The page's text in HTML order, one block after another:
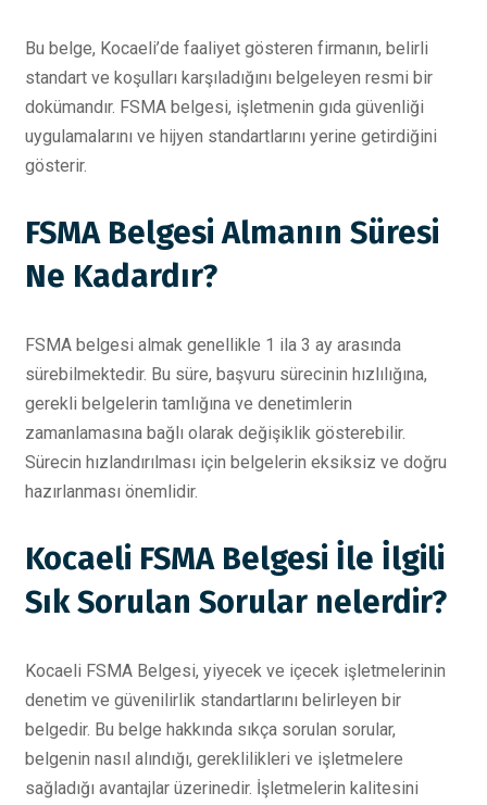
Bu belge, Kocaeli’de faaliyet gösteren firmanın, belirli
standart ve koşulları karşıladığını belgeleyen resmi bir
dokümandır. FSMA belgesi, işletmenin gıda güvenliği
uygulamalarını ve hijyen standartlarını yerine getirdiğini
gösterir.
FSMA Belgesi Almanın Süresi
Ne Kadardır?
FSMA belgesi almak genellikle 1 ila 3 ay arasında
sürebilmektedir. Bu süre, başvuru sürecinin hızlılığına,
gerekli belgelerin tamlığına ve denetimlerin
zamanlamasına bağlı olarak değişiklik gösterebilir.
Sürecin hızlandırılması için belgelerin eksiksiz ve doğru
hazırlanması önemlidir.
Kocaeli FSMA Belgesi İle İlgili
Sık Sorulan Sorular nelerdir?
Kocaeli FSMA Belgesi, yiyecek ve içecek işletmelerinin
denetim ve güvenilirlik standartlarını belirleyen bir
belgedir. Bu belge hakkında sıkça sorulan sorular,
belgenin nasıl alındığı, gereklilikleri ve işletmelere
sağladığı avantajlar üzerinedir. İşletmelerin kalitesini